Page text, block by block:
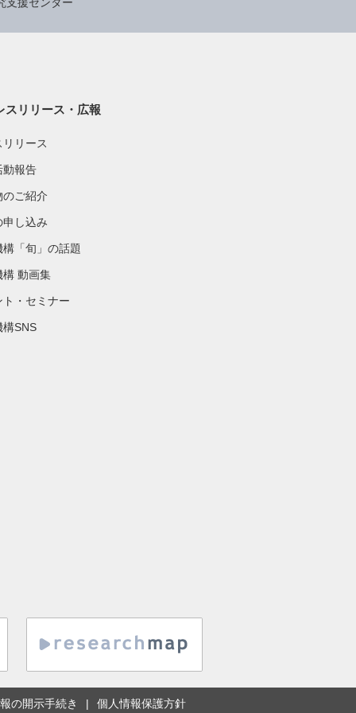
支援センター
スリリース・広報
リース
動報告
のご紹介
申し込み
構「旬」の話題
構 動画集
ト・セミナー
構SNS
の開示手続き 個人情報保護方針